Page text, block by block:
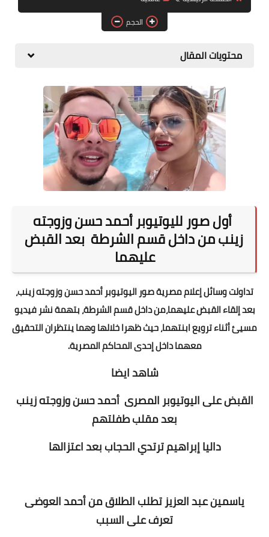
المطبخ
سيارات
علوم وتكنولوجيا
تعليم
وظائف خالية
عروض
الحجم
محتويات المقال
أول صور لليوتيوبر أحمد حسن وزوجته
زينب من داخل قسم الشرطة بعد القبض
عليهما
تداولت وسائل إعلام مصرية صور اليوتيوبر أحمد حسن وزوجته زينب،
بعد إلقاء القبض عليهما،من داخل قسم الشرطة، بتهمة نشر فيديو
مسيئ أثناء ترويع ابنتهما، حيث ظهرا خلالها وهما ينتظران التحقيق
معهما داخل إحدى المحاكم المصرية.
شاهد ايضا
القبض على اليوتيوبر المصرى أحمد حسن وزوجته زينب
بعد مقلب طفلتهم
داليا إبراهيم ترتدي الحجاب بعد اعتزالها
ياسمين عبد العزيز تطلب الطلاق من أحمد العوضى
تعرف على السبب